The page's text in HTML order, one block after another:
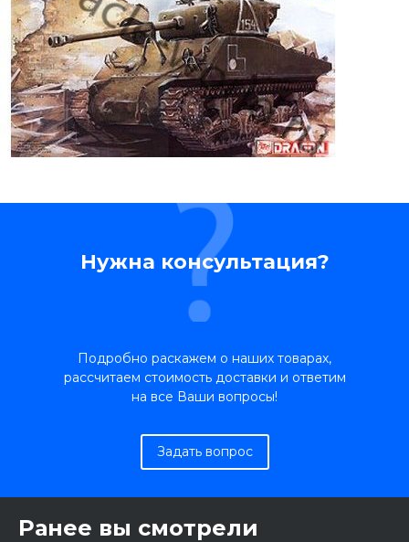
Нужна консультация?
Подробно раскажем о наших товарах,
рассчитаем стоимость доставки и ответим
на все Ваши вопросы!
Задать вопрос
Ранее вы смотрели